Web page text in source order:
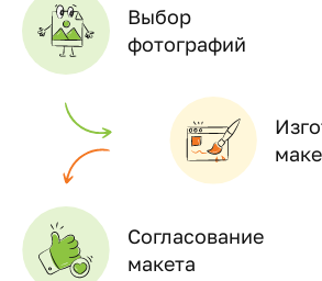
Выбор
фотографий
Согласование
макета